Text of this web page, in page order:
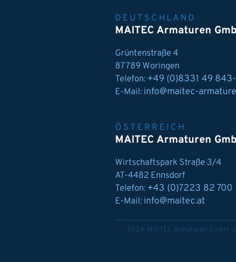
DEUTSCHLAND
MAITEC Armaturen
Grüntenstraße 4
87789 Woringen
Telefon: +49 (0)8331 49
E-Mail: info@maitec-
ÖSTERREICH
MAITEC Armaturen
Wirtschaftspark Straße 3/4
AT-4482 Ennsdorf
Telefon: +43 (0)7223 82 700
E-Mail: info@maitec.at
2024, MAITEC Armaturen GmbH -